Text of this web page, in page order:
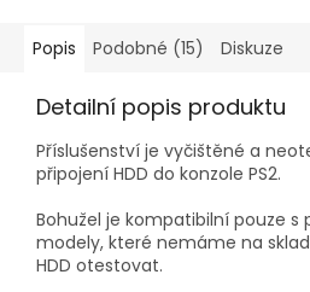
Popis Podobné (15) Diskuze
Detailní popis produktu
Příslušenství je vyčištěné a
připojení HDD do konzole PS2.
Bohužel je kompatibilní pouze s
modely, které nemáme na
HDD otestovat.